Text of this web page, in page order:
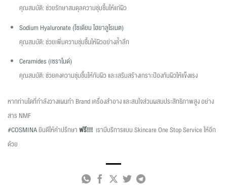
คุณสมบัติ: ช่วยรักษาสมดุลความชุ่มชื้นให้แก่ผิว
Sodium Hyaluronate (โซเดียม ไฮยาลูโรเนต)
คุณสมบัติ: ช่วยเพิ่มความชุ่มชื้นให้ผิวอย่างล้ำลึก
Ceramides (เซราไมด์)
คุณสมบัติ: ช่วยคงความชุ่มชื้นให้กับผิว และเสริมสร้างเกราะป้องกันผิวให้แข็งแรง
หากท่านใดที่กำลังวางแผนทำ Brand เครื่องสำอาง และสนใจส่วนผสมประสิทธิภาพสูง อย่าง
สาร NMF
#COSMINAยินดีให้คำปรึกษาฟรี!!! เรามีบริการแบบ Skincare One Stop Service ให้อีก
ด้วย